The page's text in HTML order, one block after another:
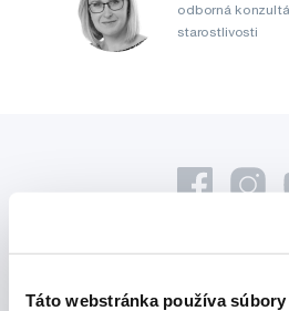
Táto webstránka používa
odborná
starostlivosti